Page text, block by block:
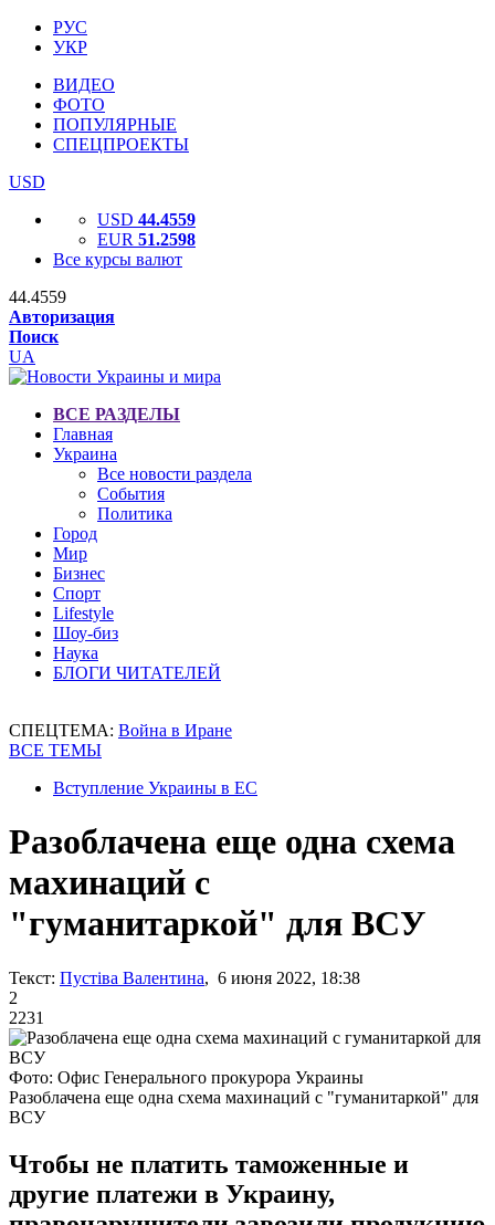
РУС
УКР
ВИДЕО
ФОТО
ПОПУЛЯРНЫЕ
СПЕЦПРОЕКТЫ
USD
USD 44.4559
EUR 51.2598
Все курсы валют
44.4559
Авторизация
Поиск
UA
ВСЕ РАЗДЕЛЫ
Главная
Украина
Все новости раздела
События
Политика
Город
Мир
Бизнес
Спорт
Lifestyle
Шоу-биз
Наука
БЛОГИ ЧИТАТЕЛЕЙ
СПЕЦТЕМА: Война в Иране
ВСЕ ТЕМЫ
Вступление Украины в ЕС
Разоблачена еще одна схема
махинаций с
"гуманитаркой" для ВСУ
Текст: Пустіва Валентина, 6 июня 2022, 18:38
2
2231
Фото: Офис Генерального прокурора Украины
Разоблачена еще одна схема махинаций с "гуманитаркой" для
ВСУ
Чтобы не платить таможенные и
другие платежи в Украину,